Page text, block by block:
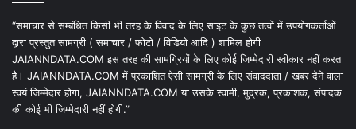
“समाचार से सम्बंधित किसी भी तरह के विवाद के लिए साइट के कुछ तत्वों में उपयोगकर्ताओं
द्वारा प्रस्तुत सामग्री ( समाचार / फोटो / विडियो आदि ) शामिल होगी
JAIANNDATA.COM इस तरह की सामग्रियों के लिए कोई जिम्मेदारी स्वीकार नहीं करता
है। JAIANNDATA.COM में प्रकाशित ऐसी सामग्री के लिए संवाददाता / खबर देने वाला
स्वयं जिम्मेदार होगा, JAIANNDATA.COM या उसके स्वामी, मुद्रक, प्रकाशक, संपादक
की कोई भी जिम्मेदारी नहीं होगी.”